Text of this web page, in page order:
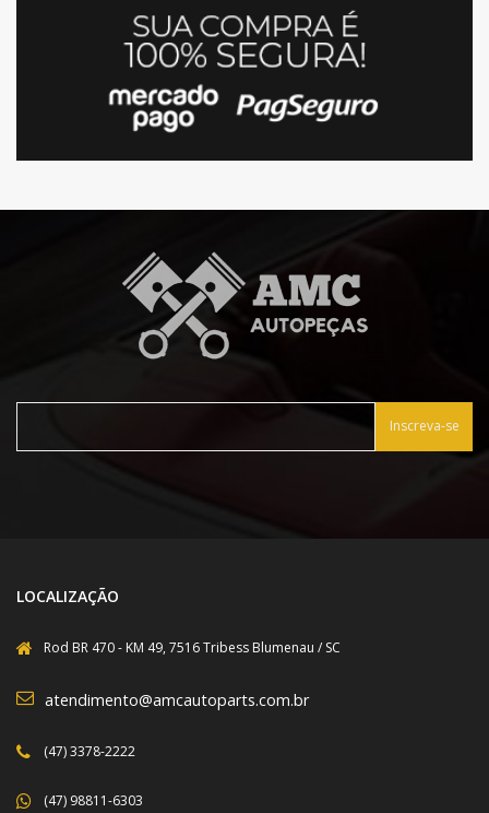
Inscreva-se
LOCALIZAÇÃO
Rod BR 470 - KM 49, 7516 Tribess Blumenau / SC
atendimento@amcautoparts.com.br
(47) 3378-2222
(47) 98811-6303